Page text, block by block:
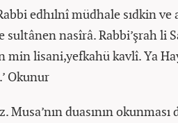
edhılnî müdhale sıdkin
sultânen nasîrâ. Rabbi’şrah li
min lisani,yefkahü kavlî. Ya
Okunur
Musa’nın duasının